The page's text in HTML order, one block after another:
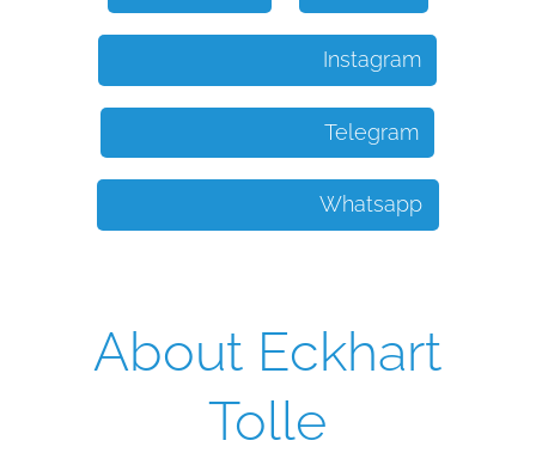
Instagram
Telegram
Whatsapp
About Eckhart
Tolle